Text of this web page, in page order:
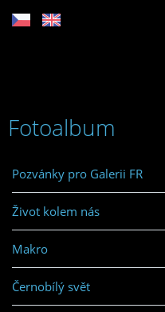
Fotoalbum
Pozvánky pro Galerii FR
Život kolem nás
Makro
Černobílý svět